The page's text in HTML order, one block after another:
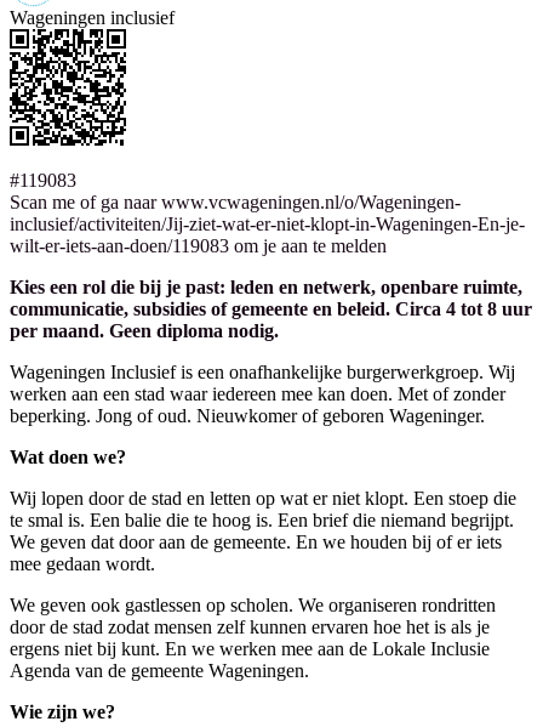
Wageningen inclusief
#119083
Scan me of ga naar www.vcwageningen.nl/o/Wageningen-
inclusief/activiteiten/Jij-ziet-wat-er-niet-klopt-in-Wageningen-En-je-
wilt-er-iets-aan-doen/119083 om je aan te melden
Kies een rol die bij je past: leden en netwerk, openbare ruimte,
communicatie, subsidies of gemeente en beleid. Circa 4 tot 8 uur
per maand. Geen diploma nodig.
Wageningen Inclusief is een onafhankelijke burgerwerkgroep. Wij
werken aan een stad waar iedereen mee kan doen. Met of zonder
beperking. Jong of oud. Nieuwkomer of geboren Wageninger.
Wat doen we?
Wij lopen door de stad en letten op wat er niet klopt. Een stoep die
te smal is. Een balie die te hoog is. Een brief die niemand begrijpt.
We geven dat door aan de gemeente. En we houden bij of er iets
mee gedaan wordt.
We geven ook gastlessen op scholen. We organiseren rondritten
door de stad zodat mensen zelf kunnen ervaren hoe het is als je
ergens niet bij kunt. En we werken mee aan de Lokale Inclusie
Agenda van de gemeente Wageningen.
Wie zijn we?